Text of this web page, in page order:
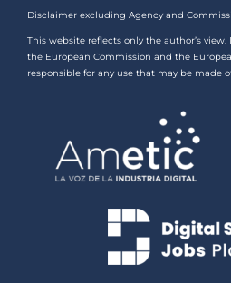
Disclaimer excluding Agency and
This website reflects only the author’s
the European Commission and the
responsible for any use that may be made